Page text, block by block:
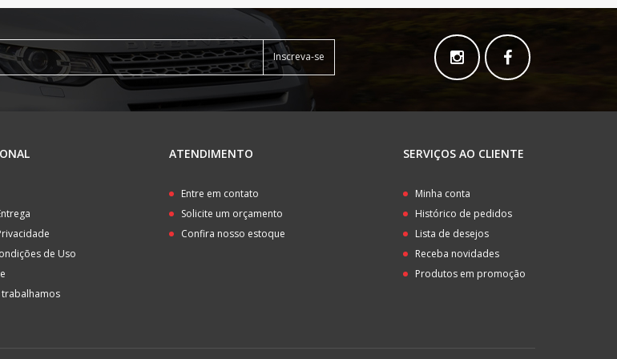
Inscreva-se
de Uso
trabalhamos
ATENDIMENTO
Entre em contato
Solicite um orçamento
Confira nosso estoque
SERVIÇOS AO CLIENTE
Minha conta
Histórico de pedidos
Lista de desejos
Receba novidades
Produtos em promoção